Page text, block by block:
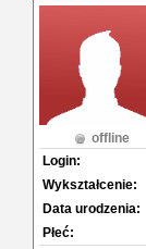
offline
Login:
Wykształcenie:
Data urodzenia:
Płeć: